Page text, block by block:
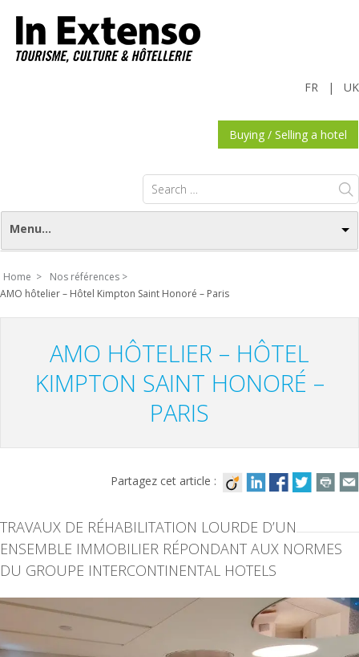
UK
|
FR
Buying / Selling a hotel
Search
for:
Menu...
Home >
Nos références >
AMO hôtelier – Hôtel Kimpton Saint Honoré – Paris
AMO HÔTELIER – HÔTEL
KIMPTON SAINT HONORÉ –
PARIS
Partagez cet article :
TRAVAUX DE RÉHABILITATION LOURDE D’UN
ENSEMBLE IMMOBILIER RÉPONDANT AUX NORMES
DU GROUPE INTERCONTINENTAL HOTELS